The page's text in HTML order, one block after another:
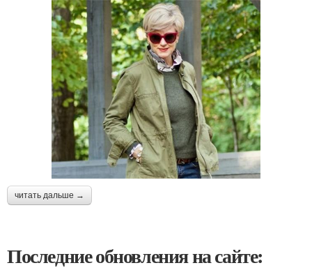
читать дальше →
Последние обновления на сайте: